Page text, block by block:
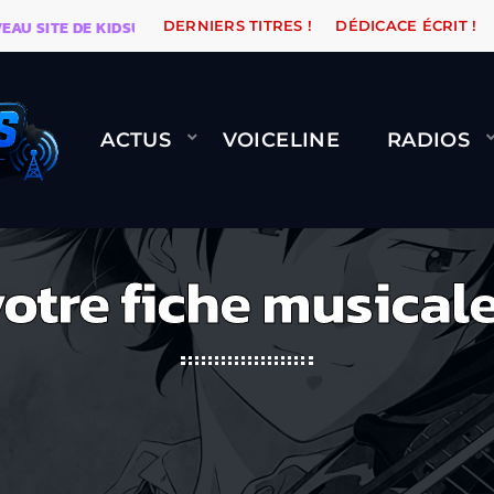
KIDSUNE WARÉTRO ORANGE ROAD QUI PASSE,
DERNIERS TITRES ! DÉDICACE ÉCRIT !
ACTUS VOICELINE RADIOS
fiche